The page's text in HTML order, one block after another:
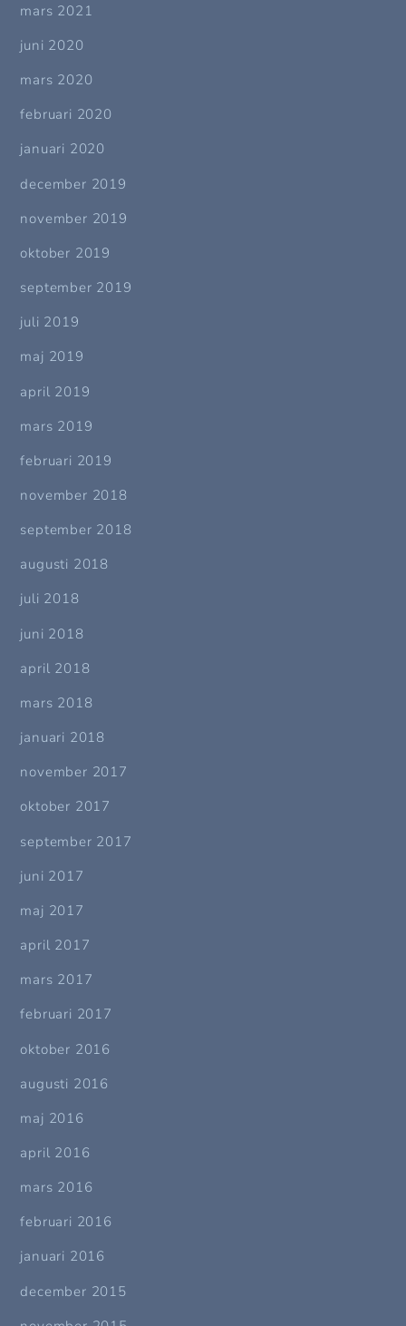
mars 2021
juni 2020
mars 2020
februari 2020
januari 2020
december 2019
november 2019
oktober 2019
september 2019
juli 2019
maj 2019
april 2019
mars 2019
februari 2019
november 2018
september 2018
augusti 2018
juli 2018
juni 2018
april 2018
mars 2018
januari 2018
november 2017
oktober 2017
september 2017
juni 2017
maj 2017
april 2017
mars 2017
februari 2017
oktober 2016
augusti 2016
maj 2016
april 2016
mars 2016
februari 2016
januari 2016
december 2015